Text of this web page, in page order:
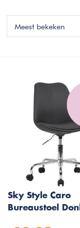
Meest bekeken
Sky Style Caro
Bureaustoel